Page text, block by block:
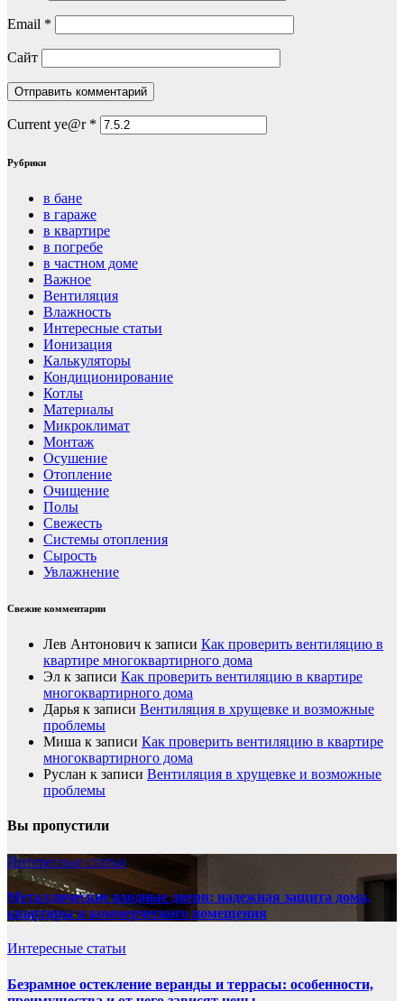
Email *
Сайт
Current ye@r *
Рубрики
в бане
в гараже
в квартире
в погребе
в частном доме
Важное
Вентиляция
Влажность
Интересные статьи
Ионизация
Калькуляторы
Кондиционирование
Котлы
Материалы
Микроклимат
Монтаж
Осушение
Отопление
Очищение
Полы
Свежесть
Системы отопления
Сырость
Увлажнение
Свежие комментарии
Лев Антонович к записи Как проверить вентиляцию в
квартире многоквартирного дома
Эл к записи Как проверить вентиляцию в квартире
многоквартирного дома
Дарья к записи Вентиляция в хрущевке и возможные
проблемы
Миша к записи Как проверить вентиляцию в квартире
многоквартирного дома
Руслан к записи Вентиляция в хрущевке и возможные
проблемы
Вы пропустили
Интересные статьи
Металлические входные двери: надежная защита дома,
квартиры и коммерческого помещения
Интересные статьи
Безрамное остекление веранды и террасы: особенности,